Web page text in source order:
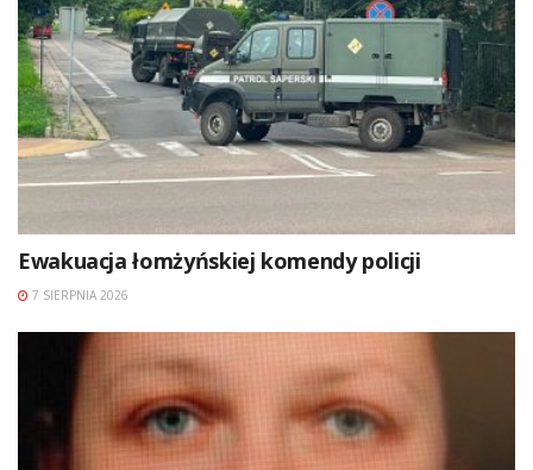
Ewakuacja łomżyńskiej komendy policji
7 SIERPNIA 2026